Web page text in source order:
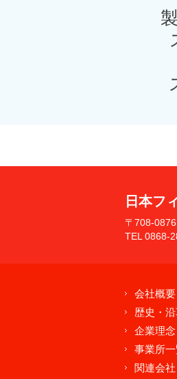
日本フ
〒708-
TEL 0868-
会社概要
歴史・
企業理念
事業所
関連会社